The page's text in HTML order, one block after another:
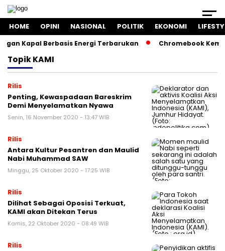
HOME OPINI NASIONAL POLITIK EKONOMI
Kapal Berbasis Energi Terbarukan Chromebook
TopikKAMI
Rilis
Penting, Kewaspadaan Bareskrim
Demi Menyelamatkan Nyawa
Senin, 16 November 2020 - 13:47 WIB
Rilis
Antara Kultur Pesantren dan Maulid
Nabi Muhammad SAW
Minggu, 25 Oktober 2020 - 17:25 WIB
Rilis
Dilihat Sebagai Oposisi Terkuat,
KAMI akan Ditekan Terus
Kamis, 22 Oktober 2020 - 08:49 WIB
Rilis